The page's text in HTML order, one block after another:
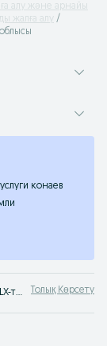
алу және арнайы
жалға алу
конаев
Алматы облысы жерінде экскаваторды жалға алу ⭐ OLX-тен трактор қызметтеріне тиімді бағамен тапсырыс беру ⚡ OLX.kz-ке кір! Толық Көрсету